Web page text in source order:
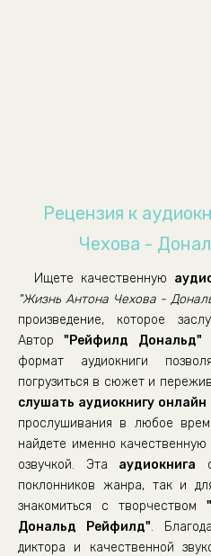
0020
0021
0022
0024
0025
0026
0027
0029
Рецензия к
Чехова -
Ищете качественную
"Жизнь Антона Чехова -
произведение, которое
Автор"Рейфилд Дональд"
формат аудиокниги
погрузиться в сюжет и
слушать аудиокнигу онлайн
прослушивания в любое
найдете именно
озвучкой. Эта аудиокнига
поклонников жанра, так и
знакомиться с творчеством
Дональд Рейфилд".
диктора и качественной